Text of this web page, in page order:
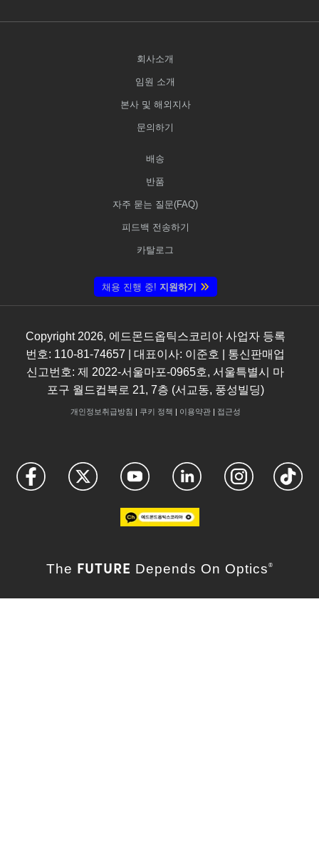
회사소개
임원 소개
본사 및 해외지사
문의하기
배송
반품
자주 묻는 질문(FAQ)
피드백 전송하기
카탈로그
채용 진행 중! 지원하기
Copyright 2026, 에드몬드옵틱스코리아 사업자 등록
번호: 110-81-74657 | 대표이사: 이준호 | 통신판매업
신고번호: 제 2022-서울마포-0965호, 서울특별시 마
포구 월드컵북로 21, 7층 (서교동, 풍성빌딩)
개인정보취급방침 쿠키 정책 이용약관| 접근성
The FUTURE Depends On Optics ®